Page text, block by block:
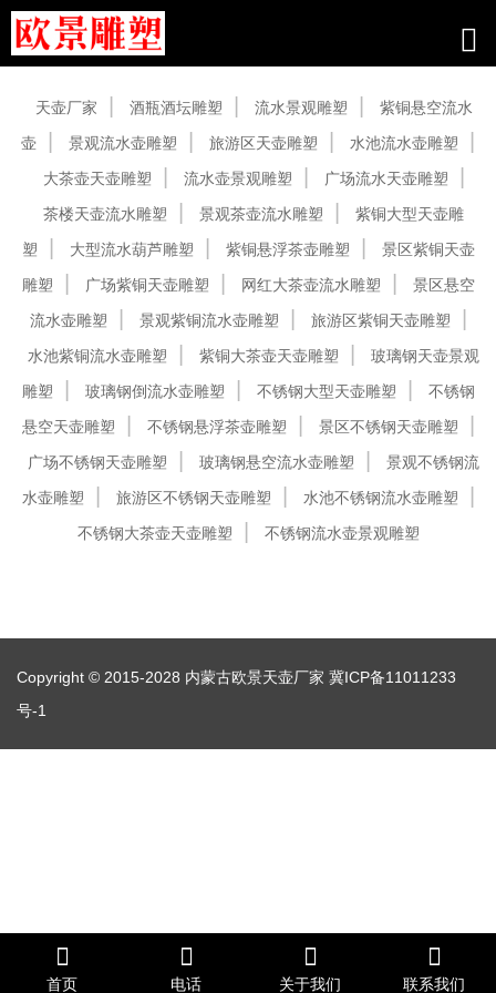
天壶厂家 酒瓶酒坛雕塑 流水景观雕塑
紫铜悬空流水
壶
景观流水壶雕塑 旅游区天壶雕塑
水池流水壶雕塑
大茶壶天壶雕塑
流水壶景观雕塑
广场流水天壶雕塑
茶楼天壶流水雕塑
景观茶壶流水雕塑
紫铜大型天壶雕
塑
大型流水葫芦雕塑 紫铜悬浮茶壶雕塑
景区紫铜天壶
雕塑
广场紫铜天壶雕塑 网红大茶壶流水雕塑
景区悬空
流水壶雕塑
景观紫铜流水壶雕塑
旅游区紫铜天壶雕塑
水池紫铜流水壶雕塑
紫铜大茶壶天壶雕塑
玻璃钢天壶景观
雕塑
玻璃钢倒流水壶雕塑 不锈钢大型天壶雕塑
不锈钢
悬空天壶雕塑
不锈钢悬浮茶壶雕塑
景区不锈钢天壶雕塑
广场不锈钢天壶雕塑
玻璃钢悬空流水壶雕塑
景观不锈钢流
水壶雕塑
旅游区不锈钢天壶雕塑
水池不锈钢流水壶雕塑
不锈钢大茶壶天壶雕塑
不锈钢流水壶景观雕塑
Copyright © 2015-2028 内蒙古欧景天壶厂家 冀ICP备11011233
号-1
首页 电话 关于我们 联系我们